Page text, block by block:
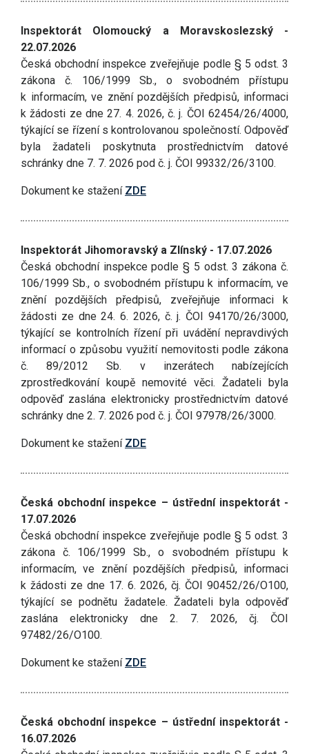
Inspektorát Olomoucký a Moravskoslezský -
22.07.2026
Česká obchodní inspekce zveřejňuje podle § 5 odst. 3
zákona č. 106/1999 Sb., o svobodném přístupu
k informacím, ve znění pozdějších předpisů, informaci
k žádosti ze dne 27. 4. 2026, č. j. ČOI 62454/26/4000,
týkající se řízení s kontrolovanou společností. Odpověď
byla žadateli poskytnuta prostřednictvím datové
schránky dne 7. 7. 2026 pod č. j. ČOI 99332/26/3100.
Dokument ke stažení ZDE
Inspektorát Jihomoravský a Zlínský - 17.07.2026
Česká obchodní inspekce podle § 5 odst. 3 zákona č.
106/1999 Sb., o svobodném přístupu k informacím, ve
znění pozdějších předpisů, zveřejňuje informaci k
žádosti ze dne 24. 6. 2026, č. j. ČOI 94170/26/3000,
týkající se kontrolních řízení při uvádění nepravdivých
informací o způsobu využití nemovitosti podle zákona
č. 89/2012 Sb. v inzerátech nabízejících
zprostředkování koupě nemovité věci. Žadateli byla
odpověď zaslána elektronicky prostřednictvím datové
schránky dne 2. 7. 2026 pod č. j. ČOI 97978/26/3000.
Dokument ke stažení ZDE
Česká obchodní inspekce – ústřední inspektorát -
17.07.2026
Česká obchodní inspekce zveřejňuje podle § 5 odst. 3
zákona č. 106/1999 Sb., o svobodném přístupu k
informacím, ve znění pozdějších předpisů, informaci
k žádosti ze dne 17. 6. 2026, čj. ČOI 90452/26/O100,
týkající se podnětu žadatele. Žadateli byla odpověď
zaslána elektronicky dne 2. 7. 2026, čj. ČOI
97482/26/O100.
Dokument ke stažení ZDE
Česká obchodní inspekce – ústřední inspektorát -
16.07.2026